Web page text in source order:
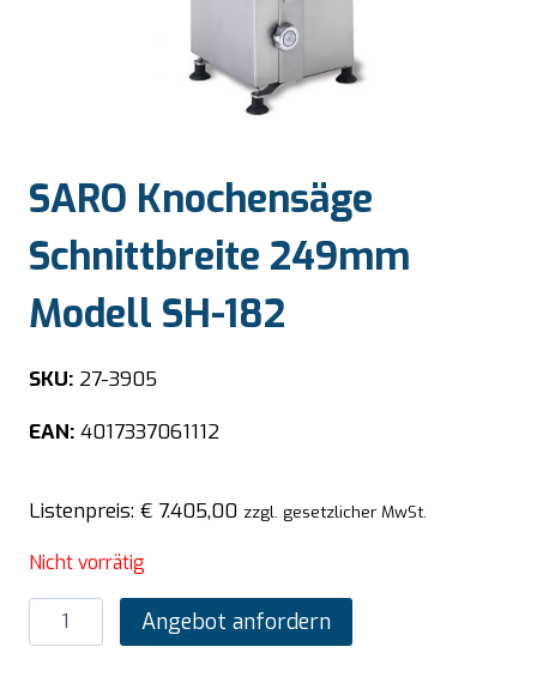
SARO Knochensäge
Schnittbreite 249mm
Modell SH-182
SKU: 27-3905
EAN: 4017337061112
Listenpreis: € 7.405,00 zzgl. gesetzlicher MwSt.
Nicht vorrätig
SARO
Knochensäge
Angebot anfordern